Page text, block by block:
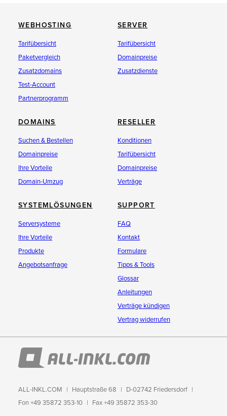
WEBHOSTING
Tarifübersicht
Paketvergleich
Zusatzdomains
Test-Account
Partnerprogramm
SERVER
Tarifübersicht
Domainpreise
Zusatzdienste
DOMAINS
Suchen & Bestellen
Domainpreise
Ihre Vorteile
Domain-Umzug
RESELLER
Konditionen
Tarifübersicht
Domainpreise
Verträge
SYSTEMLÖSUNGEN
Serversysteme
Ihre Vorteile
Produkte
Angebotsanfrage
SUPPORT
FAQ
Kontakt
Formulare
Tipps & Tools
Glossar
Anleitungen
Verträge kündigen
Vertrag widerrufen
ALL-INKL.COM Hauptstraße 68
D-02742 Friedersdorf
Fon +49 35872 353-10
Fax +49 35872 353-30